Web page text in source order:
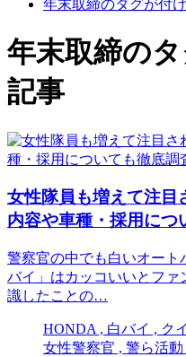
年末取締のタグが付
年末取締の
記事
女性隊員も増えて注目
内容や車種・採用につ
警察官の中でも白いオート
バイ」はカッコいいとフ
識したことの…
HONDA , 白バイ , ク
女性警察官 , 警ら活